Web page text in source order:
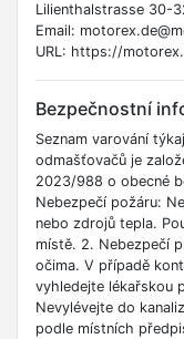
Lilienthalstrasse 30-
Email:
URL: https://
Bezpečnostní
Seznam varování
odmašťovačů je
2023/988 o obecné
Nebezpečí požáru:
nebo zdrojů tepla.
místě. 2. Nebezpečí
očima. V případě
vyhledejte lékařskou
Nevylévejte do
podle místních